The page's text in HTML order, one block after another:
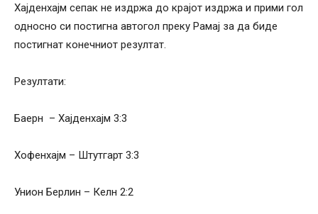
Хаjденхаjм сепак не издржа до крајот издржа и прими гол
односно си постигна автогол преку Рамај за да биде
постигнат конечниот резултат.
Резултати:
Баерн – Хаjденхаjм 3:3
Хофенхајм – Штутгарт 3:3
Унион Берлин – Келн 2:2